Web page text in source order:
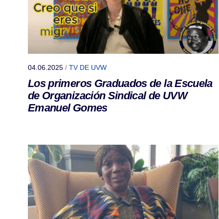
04.06.2025 / TV DE UVW
Los primeros Graduados de la Escuela
de Organización Sindical de UVW
Emanuel Gomes